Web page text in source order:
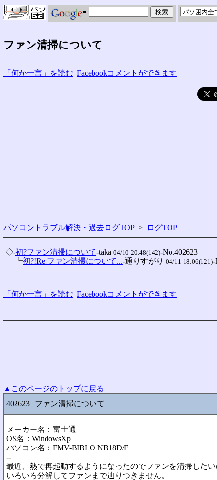
ファン清掃について
「何か一言」を読む Facebookコメントができます
パソコントラブル解決・過去ログTOP > ログTOP
◇-初?ファン清掃について-taka-04/10-20:48(142)-No.402623
┗初?!Re:ファン清掃について...-通りすがり -04/11-18:06(121)-
「何か一言」を読む Facebookコメントができます
▲このページのトップに戻る
402623
ファン清掃について
メーカー名：富士通
OS名：WindowsXp
パソコン名：FMV-BIBLO NB18D/F
--
最近、熱で再起動するようになったのでファンを清掃した
いろいろ分解してファンまで辿りつきません。